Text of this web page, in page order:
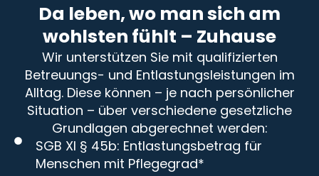
Da leben, wo man sich am
wohlsten fühlt – Zuhause
Wir unterstützen Sie mit qualifizierten
Betreuungs- und Entlastungsleistungen im
Alltag. Diese können – je nach persönlicher
Situation – über verschiedene gesetzliche
Grundlagen abgerechnet werden:
SGB XI § 45b: Entlastungsbetrag für
Menschen mit Pflegegrad*